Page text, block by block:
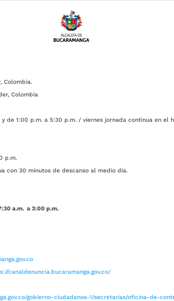
Colombia.
Colombia
y de 1:00 p.m. a 5:30 p.m. / viernes jornada continua en el
p.m.
30 minutos de descanso al medio día.
a.m. a 3:00 p.m.
canaldenuncia.bucaramanga.gov.co/
gobierno-ciudadanos-1/secretarias/oficina-de-